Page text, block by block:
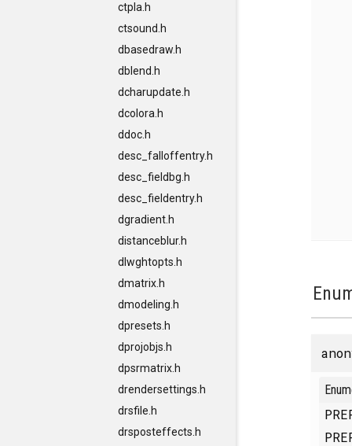
ctpla.h
ctsound.h
dbasedraw.h
dblend.h
dcharupdate.h
dcolora.h
ddoc.h
desc_falloffentry.h
desc_fieldbg.h
desc_fieldentry.h
dgradient.h
distanceblur.h
dlwghtopts.h
dmatrix.h
dmodeling.h
dpresets.h
dprojobjs.h
dpsrmatrix.h
drendersettings.h
drsfile.h
drsposteffects.h